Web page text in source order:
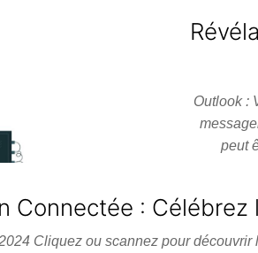
Outlook :
peut
Connectée : Célébrez
Cliquez ou scannez pour